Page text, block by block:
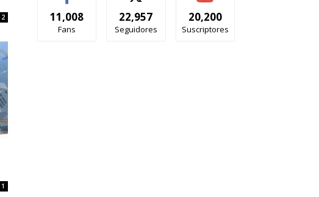
2
1
11,008
Fans
22,957
Seguidores
20,200
Suscriptores